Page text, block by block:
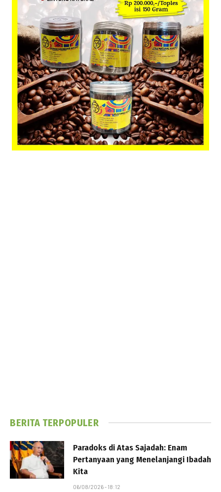
BERITA TERPOPULER
Paradoks di Atas Sajadah: Enam
Pertanyaan yang Menelanjangi Ibadah
Kita
06/08/2026 - 18:12